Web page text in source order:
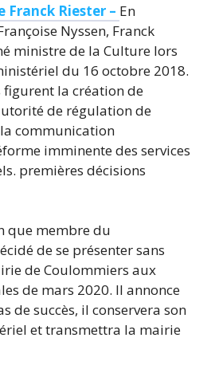
Franck Riester – En
Nyssen, Franck
ministre de la Culture lors
du 16 octobre 2018.
la création de
de régulation de
communication
imminente des services
premières décisions
que membre du
de se présenter sans
de Coulommiers aux
de mars 2020. Il annonce
de succès, il conservera son
et transmettra la mairie